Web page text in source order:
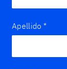
Apellido *